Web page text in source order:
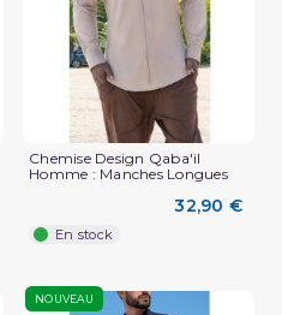
Chemise Design Qaba'il
Homme : Manches Longues
32,90 €
En stock
NOUVEAU